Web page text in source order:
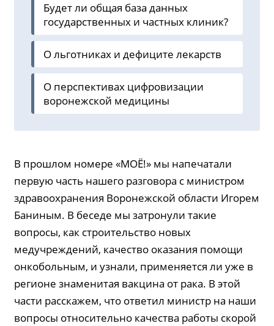
Будет ли общая база данных
государственных и частных клиник?
О льготниках и дефиците лекарств
О перспективах цифровизации
воронежской медицины
В прошлом номере «МОЁ!» мы напечатали
первую часть нашего разговора с министром
здравоохранения Воронежской области Игорем
Баниным. В беседе мы затронули такие
вопросы, как строительство новых
медучреждений, качество оказания помощи
онкобольным, и узнали, применяется ли уже в
регионе знаменитая вакцина от рака. В этой
части расскажем, что ответил министр на наши
вопросы относительно качества работы скорой